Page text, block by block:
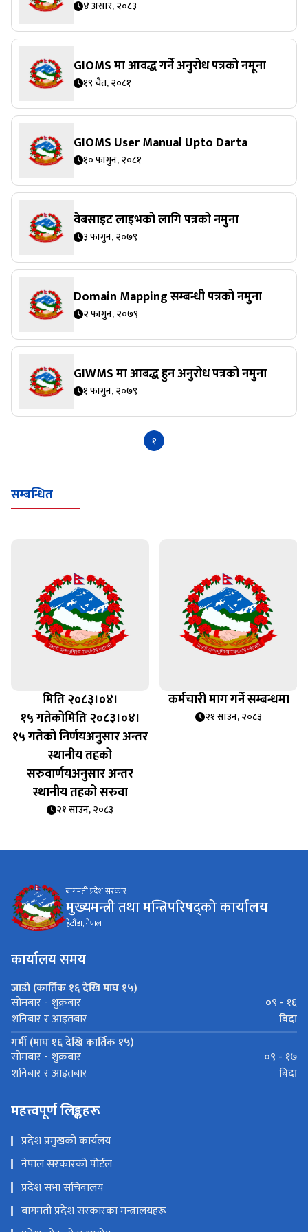
४ असार, २०८३
GIOMS मा आवद्ध गर्ने अनुरोध पत्रको नमूना
१९ चैत, २०८१
GIOMS User Manual Upto Darta
१० फागुन, २०८१
वेबसाइट लाइभको लागि पत्रको नमुना
३ फागुन, २०७९
Domain Mapping सम्बन्धी पत्रको नमुना
२ फागुन, २०७९
GIWMS मा आबद्ध हुन अनुरोध पत्रको नमुना
१ फागुन, २०७९
१
सम्बन्धित
मिति २०८३।०४।
१५ गतेकोमिति २०८३।०४।
१५ गतेको निर्णयअनुसार अन्तर
स्थानीय तहको
सरुवार्णयअनुसार अन्तर
स्थानीय तहको सरुवा
२१ साउन, २०८३
कर्मचारी माग गर्ने सम्बन्धमा
२१ साउन, २०८३
बागमती प्रदेश सरकार
मुख्यमन्त्री तथा मन्त्रिपरिषद्को कार्यालय
हेटौंडा, नेपाल
कार्यालय समय
जाडो (कार्तिक १६ देखि माघ १५)
सोमबार - शुक्रबार
०९ - १६
शनिबार र आइतबार
बिदा
गर्मी (माघ १६ देखि कार्तिक १५)
सोमबार - शुक्रबार
०९ - १७
शनिबार र आइतबार
बिदा
महत्त्वपूर्ण लिङ्कहरू
प्रदेश प्रमुखको कार्यलय
नेपाल सरकारको पोर्टल
प्रदेश सभा सचिवालय
बागमती प्रदेश सरकारका मन्त्रालयहरू